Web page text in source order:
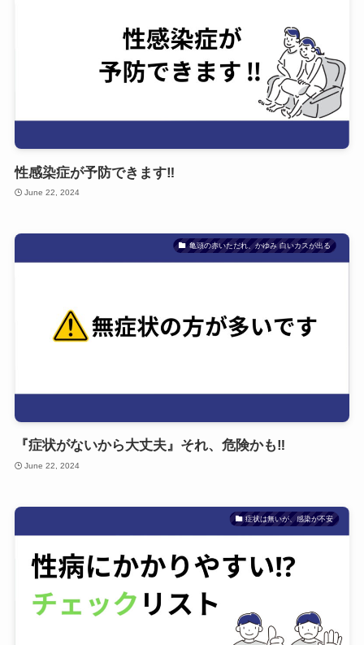
性感染症が予防できます‼
June 22, 2024
亀頭の赤いただれ、かゆみ 白いカスが出る
『症状がないから大丈夫』それ、危険かも‼
June 22, 2024
症状は無いが、感染が不安